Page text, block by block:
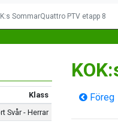
SommarQuattro PTV etapp 8
Klass
Svår - Herrar
Föreg